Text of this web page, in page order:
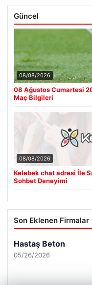
Güncel
08/08/2026
08 Ağustos Cumartesi
Maç Bilgileri
08/08/2026
Kelebek chat adresi İle
Sohbet Deneyimi
Son Eklenen Firmalar
Hastaş Beton
05/26/2026